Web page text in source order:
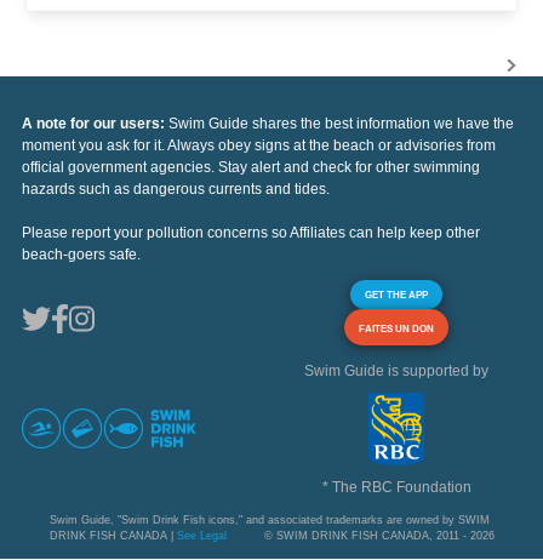
A note for our users: Swim Guide shares the best information we have the
moment you ask for it. Always obey signs at the beach or advisories from
official government agencies. Stay alert and check for other swimming
hazards such as dangerous currents and tides.
Please report your pollution concerns so Affiliates can help keep other
beach-goers safe.
GET THE APP
FAITES UN DON
Swim Guide is supported by
* The RBC Foundation
Swim Guide, "Swim Drink Fish icons," and associated trademarks are owned by SWIM
DRINK FISH CANADA | See Legal © SWIM DRINK FISH CANADA, 2011 - 2026